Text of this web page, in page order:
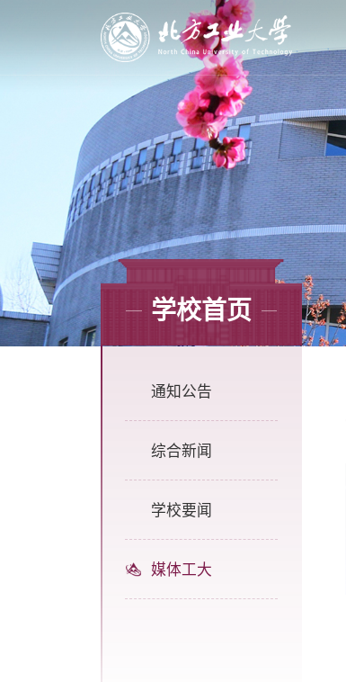
学校首页
通知公告
综合新闻
学校要闻
媒体工大